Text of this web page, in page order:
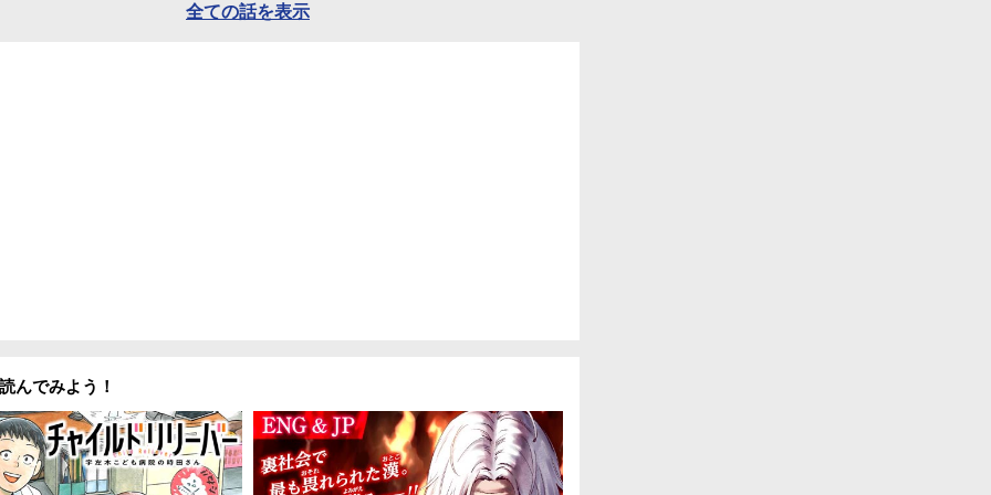
全ての話を表示
んでみよう！